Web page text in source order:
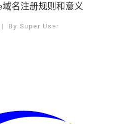
名注册规则和意义
By Super User